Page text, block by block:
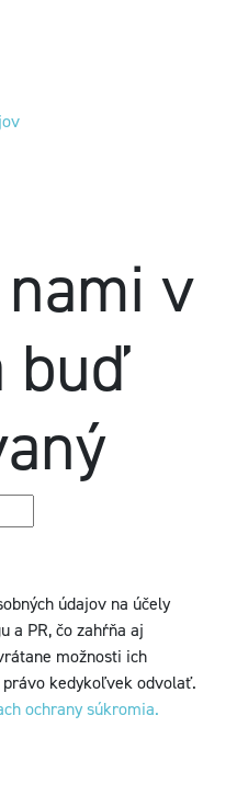
v
buď
údajov na účely
a PR, čo zahŕňa aj
možnosti ich
kedykoľvek odvolať.
ochrany súkromia.